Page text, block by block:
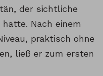
der sichtliche
Nach einem
praktisch ohne
ließ er zum ersten